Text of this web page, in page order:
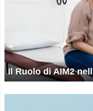
Il Ruolo di AIM2